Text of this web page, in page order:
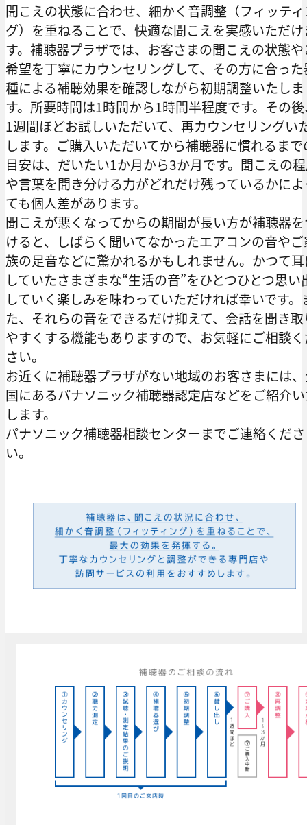
聞こえの状態に合わせ、細かく音調整（フィッテ
グ）を重ねることで、快適な聞こえを実感いただけ
す。補聴器プラザでは、お客さまの聞こえの状態や
希望を丁寧にカウンセリングして、その方に合った
種による補聴効果を確認しながら初期調整いたしま
す。所要時間は1時間から1時間半程度です。その
1週間ほどお試しいただいて、再カウンセリングい
します。ご購入いただいてから補聴器に慣れるまで
目安は、だいたい1か月から3か月です。聞こえの
や言葉を聞き分ける力がどれだけ残っているかによ
ても個人差があります。
聞こえが悪くなってからの期間が長い方が補聴器
けると、しばらく聞いてなかったエアコンの音や
族の足音などに驚かれるかもしれません。かつて
していたさまざまな“生活の音”をひとつひとつ思い
していく楽しみを味わっていただければ幸いです。
た、それらの音をできるだけ抑えて、会話を聞き
やすくする機能もありますので、お気軽にご相談
さい。
お近くに補聴器プラザがない地域のお客さまには
国にあるパナソニック補聴器認定店などをご紹介
します。
パナソニック補聴器相談センターまでご連絡くださ
い。